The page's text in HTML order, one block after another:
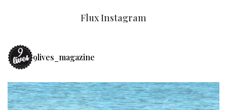
Flux Instagram
9lives_magazine